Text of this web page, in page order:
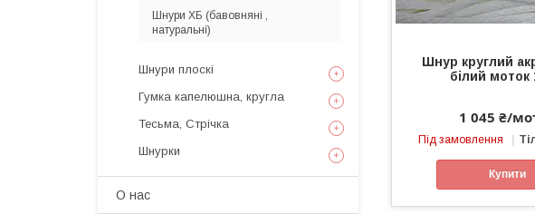
Шнур круглий
білий моток
1 045 ₴/
Під замовлення
Купити
Шнури ХБ (бавовняні ,
натуральні)
Шнури плоскі
Гумка капелюшна, кругла
Тесьма, Стрічка
Шнурки
О нас